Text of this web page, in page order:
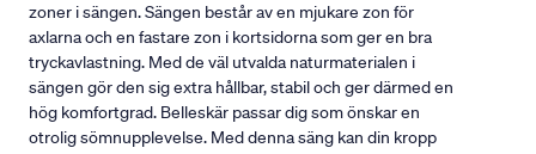
zoner i sängen. Sängen består av en mjukare zon för
axlarna och en fastare zon i kortsidorna som ger en bra
tryckavlastning. Med de väl utvalda naturmaterialen i
sängen gör den sig extra hållbar, stabil och ger därmed en
hög komfortgrad. Belleskär passar dig som önskar en
otrolig sömnupplevelse. Med denna säng kan din kropp